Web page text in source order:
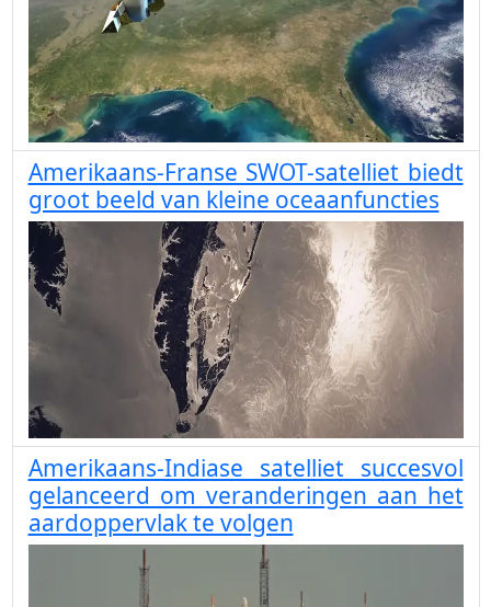
Amerikaans-Franse SWOT-satelliet biedt
groot beeld van kleine oceaanfuncties
Amerikaans-Indiase satelliet succesvol
gelanceerd om veranderingen aan het
aardoppervlak te volgen